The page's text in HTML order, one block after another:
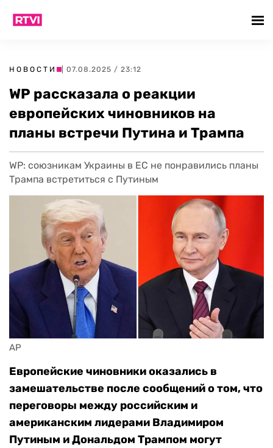
НОВОСТИ | 07.08.2025 / 23:12
WP рассказала о реакции
европейских чиновников на
планы встречи Путина и Трампа
WP: союзникам Украины в ЕС не понравились планы
Трампа встретиться с Путиным
AP
Европейские чиновники оказались в
замешательстве после сообщений о том, что
переговоры между российским и
американским лидерами Владимиром
Путиным и Дональдом Трампом могут